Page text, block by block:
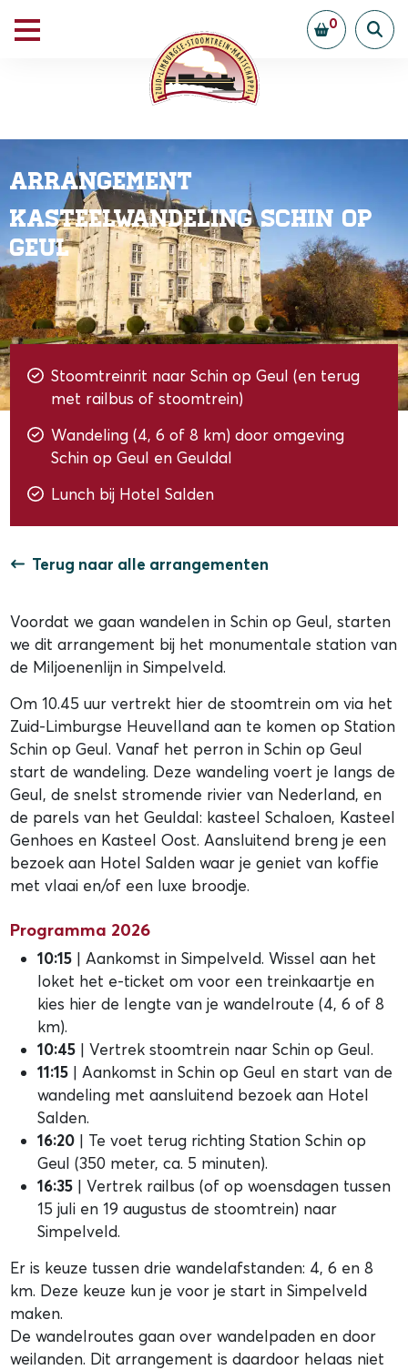
0
Arrangement
Kasteelwandeling Schin op
Geul
Stoomtreinrit naar Schin op Geul (en terug
met railbus of stoomtrein)
Wandeling (4, 6 of 8 km) door omgeving
Schin op Geul en Geuldal
Lunch bij Hotel Salden
Terug naar alle arrangementen
Voordat we gaan wandelen in Schin op Geul, starten
we dit arrangement bij het monumentale station van
de Miljoenenlijn in Simpelveld.
Om 10.45 uur vertrekt hier de stoomtrein om via het
Zuid-Limburgse Heuvelland aan te komen op Station
Schin op Geul. Vanaf het perron in Schin op Geul
start de wandeling. Deze wandeling voert je langs de
Geul, de snelst stromende rivier van Nederland, en
de parels van het Geuldal: kasteel Schaloen, Kasteel
Genhoes en Kasteel Oost. Aansluitend breng je een
bezoek aan Hotel Salden waar je geniet van koffie
met vlaai en/of een luxe broodje.
Programma 2026
10:15 | Aankomst in Simpelveld. Wissel aan het
loket het e-ticket om voor een treinkaartje en
kies hier de lengte van je wandelroute (4, 6 of 8
km).
10:45 | Vertrek stoomtrein naar Schin op Geul.
11:15 | Aankomst in Schin op Geul en start van de
wandeling met aansluitend bezoek aan Hotel
Salden.
16:20 | Te voet terug richting Station Schin op
Geul (350 meter, ca. 5 minuten).
16:35 | Vertrek railbus (of op woensdagen tussen
15 juli en 19 augustus de stoomtrein) naar
Simpelveld.
Er is keuze tussen drie wandelafstanden: 4, 6 en 8
km. Deze keuze kun je voor je start in Simpelveld
maken.
De wandelroutes gaan over wandelpaden en door
weilanden. Dit arrangement is daardoor helaas niet